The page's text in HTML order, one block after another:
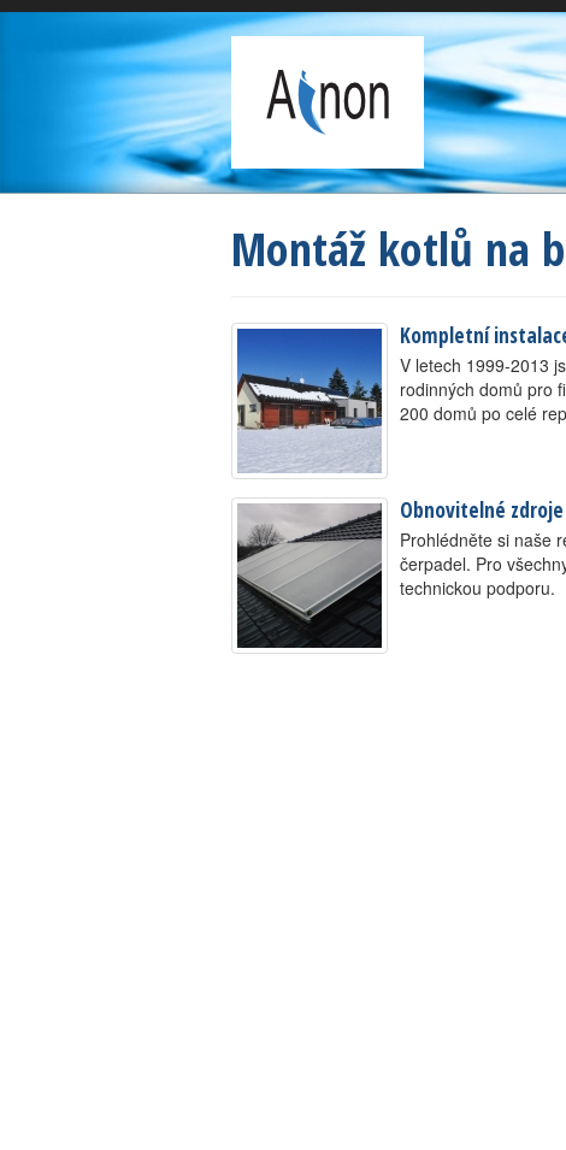
Montáž kotlů na
Kompletní
V letech 1999-2013
rodinných domů pro
200 domů po celé
Obnovitelné zdroje
Prohlédněte si naše
čerpadel. Pro
technickou podporu.